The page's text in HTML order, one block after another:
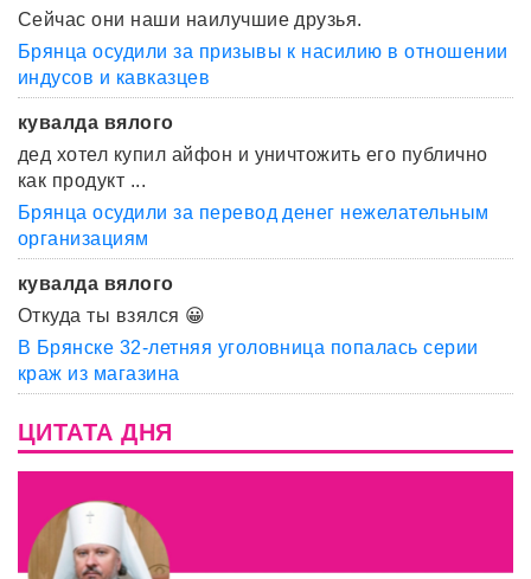
Сейчас они наши наилучшие друзья.
Брянца осудили за призывы к насилию в отношении
индусов и кавказцев
кувалда вялого
дед хотел купил айфон и уничтожить его публично
как продукт ...
Брянца осудили за перевод денег нежелательным
организациям
кувалда вялого
Откуда ты взялся 😀
В Брянске 32-летняя уголовница попалась серии
краж из магазина
ЦИТАТА ДНЯ